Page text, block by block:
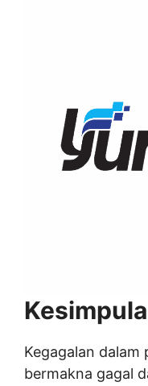
Kegagalan dalam
bermakna gagal